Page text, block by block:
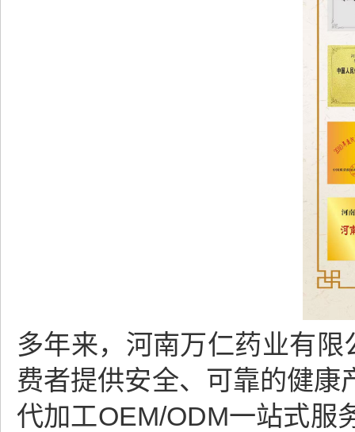
多年来，河南万仁药业有限
费者提供安全、可靠的健康
代加工OEM/ODM一站式服